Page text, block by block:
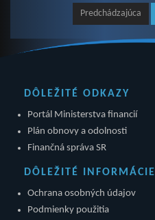
Predchádzajúca
DÔLEŽITÉ ODKAZY
Portál Ministerstva financií
Plán obnovy a odolnosti
Finančná správa SR
DÔLEŽITÉ INFORMÁCIE
Ochrana osobných údajov
Podmienky použitia